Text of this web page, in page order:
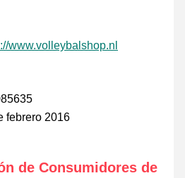
www.volleybalshop.nl
febrero 2016
de Consumidores de